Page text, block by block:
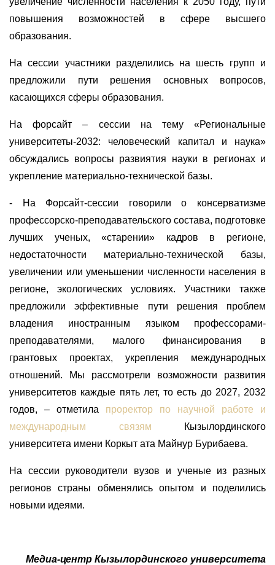
повышения возможностей в сфере высшего
образования.
На сессии участники разделились на шесть групп и
предложили пути решения основных вопросов,
касающихся сферы образования.
На форсайт – сессии на тему «Региональные
университеты-2032: человеческий капитал и наука»
обсуждались вопросы развиятия науки в регионах и
укрепление материально-технической базы.
- На Форсайт-сессии говорили о консерватизме
профессорско-преподавательского состава, подготовке
лучших ученых, «старении» кадров в регионе,
недостаточности материально-технической базы,
увеличении или уменьшении численности населения в
регионе, экологических условиях. Участники также
предложили эффективные пути решения проблем
владения иностранным языком профессорами-
преподавателями, малого финансирования в
грантовых проектах, укрепления международных
отношений. Мы рассмотрели возможности развития
университетов каждые пять лет, то есть до 2027, 2032
годов, – отметила проректор по научной работе и
международным связям Кызылординского
университета имени Коркыт ата Майнур Бурибаева.
На сессии руководители вузов и ученые из разных
регионов страны обменялись опытом и поделились
новыми идеями.
Медиа-центр Кызылординского университета